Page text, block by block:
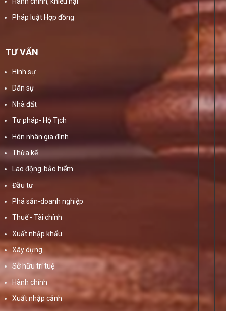
Pháp luật Hợp đồng
TƯ VẤN
Hình sự
Dân sự
Nhà đất
Tư pháp- Hộ Tịch
Hôn nhân gia đình
Thừa kế
Lao động-bảo hiểm
Đầu tư
Phá sản-doanh nghiệp
Thuế - Tài chính
Xuất nhập khẩu
Xây dựng
Sở hữu trí tuệ
Hành chính
Xuất nhập cảnh